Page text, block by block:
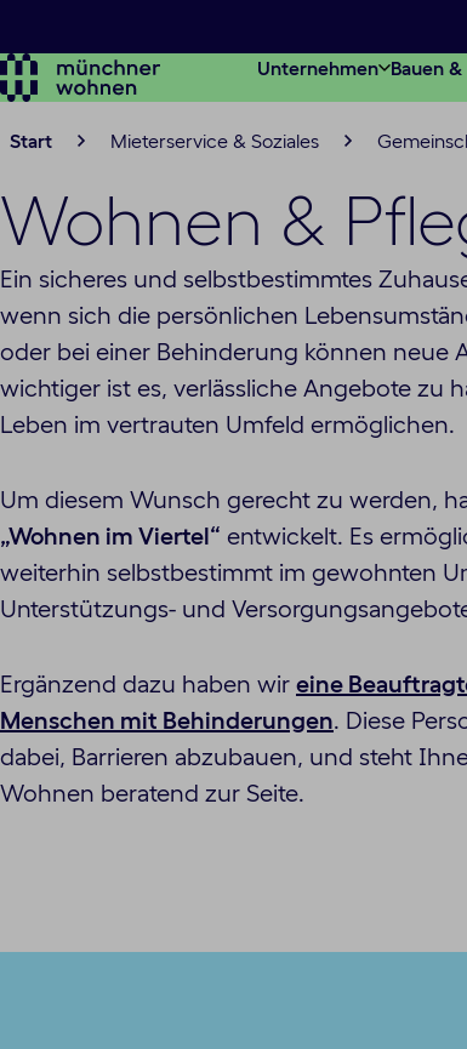
Hauptinhalt
springen
Unternehmen
Bauen
Start Mieterservice & Soziales
Wohnen &
Ein sicheres und selbstbestimmtes
wenn sich die persönlichen
oder bei einer Behinderung können neue
wichtiger ist es, verlässliche Angebote zu
Leben im vertrauten Umfeld ermöglichen.
Um diesem Wunsch gerecht zu werden,
„Wohnen im Viertel“ entwickelt. Es
weiterhin selbstbestimmt im gewohnten
Unterstützungs- und
Ergänzend dazu haben wir eine
Menschen mit Behinderungen. Diese
dabei, Barrieren abzubauen, und steht
Wohnen beratend zur Seite.